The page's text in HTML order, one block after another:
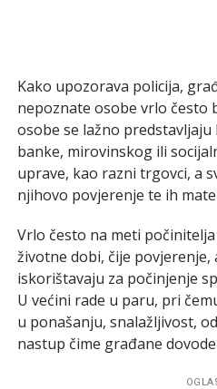
Kako upozorava policija,
nepoznate osobe vrlo često
osobe se lažno predstavljaju
banke, mirovinskog ili
uprave, kao razni trgovci, a
njihovo povjerenje te ih
Vrlo često na meti
životne dobi, čije
iskorištavaju za počinjenje
U većini rade u paru, pri
u ponašanju, snalažljivost,
nastup čime građane